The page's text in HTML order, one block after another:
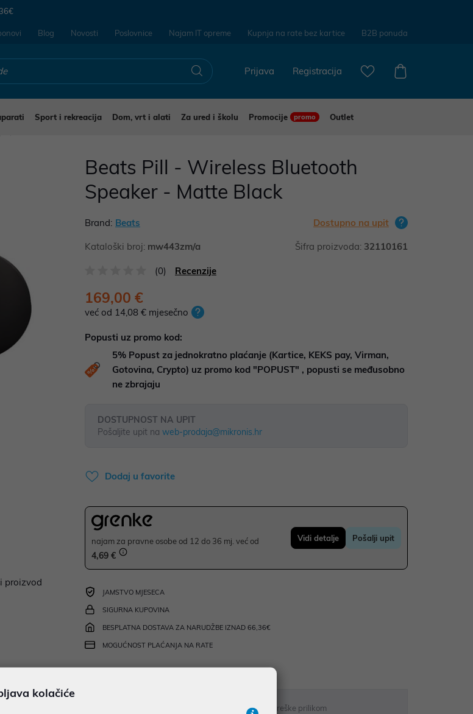
Blog Novosti Poslovnice Najam IT opreme Kupnja na rate bez kartice B2B ponuda
Registracija
Prijava
Sport i rekreacija Dom, vrt i alati Za ured i školu Promocije promo
Outlet
proizvod
Beats Pill - Wireless Bluetooth
Speaker - Matte Black
Brand: Beats Dostupno na upit
Kataloški broj: mw443zm/a Šifra proizvoda: 32110161
(0) Recenzije
169,00 €
već od 14,08 € mjesečno
Popusti uz promo kod:
5% Popust za jednokratno plaćanje (Kartice, KEKS pay, Virman,
Gotovina, Crypto) uz promo kod "POPUST" , popusti se međusobno
ne zbrajaju
DOSTUPNOST NA UPIT
Pošaljite upit na web-prodaja@mikronis.hr
Dodaj u favorite
najam za pravne osobe od 12 do 36 mj. već od
4,69 €
Vidi detalje Pošalji upit
JAMSTVO MJESECA
SIGURNA KUPOVINA
BESPLATNA DOSTAVA ZA NARUDŽBE IZNAD 66,36€
MOGUĆNOST PLAĆANJA NA RATE
d.o.o. ne odgovara za eventualne pogreške nastale u opisu proizvoda, greške prilikom
kolačiće